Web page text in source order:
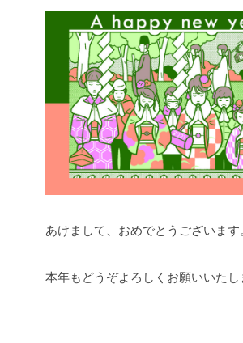
あけまして、おめでとうございます
本年もどうぞよろしくお願いいたし